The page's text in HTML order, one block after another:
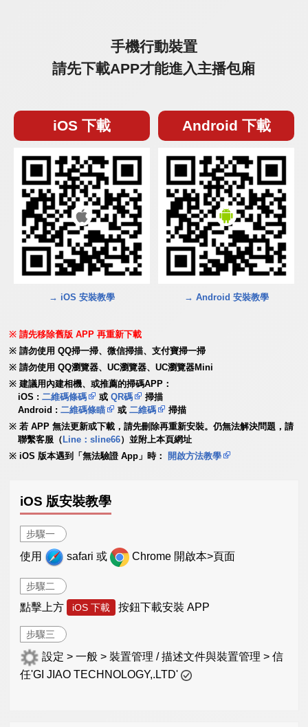
手機行動裝置
請先下載APP才能進入主播包廂
iOS 下載
→ iOS 安裝教學
Android 下載
→ Android 安裝教學
請先移除舊版 APP 再重新下載
請勿使用 QQ掃一掃、微信掃描、支付寶掃一掃
請勿使用 QQ瀏覽器、UC瀏覽器、UC瀏覽器Mini
建議用內建相機、或推薦的掃碼APP：
iOS :二維碼條碼 或QR碼
掃描
Android :二維碼條瞄 或二維碼
掃描
若 APP 無法更新或下載，請先刪除再重新安裝。仍無法解決問題，請
聯繫客服（ Line：sline66）並附上本頁網址
iOS 版本遇到「無法驗證 App」時：
開啟方法教學
iOS 版安裝教學
步驟一
使用 safari 或 Chrome 開啟本>頁面
步驟二
點擊上方 iOS 下載 按鈕下載安裝 APP
步驟三
設定 > 一般 > 裝置管理 / 描述文件與裝置管理 > 信
任'GI JIAO TECHNOLOGY,.LTD'